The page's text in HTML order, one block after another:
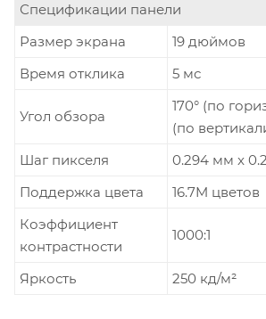
Спецификации панели
Размер экрана
19 дюймов
Время отклика
5 мс
Угол обзора
170° (по
(по
Шаг пикселя
0.294 мм x
Поддержка цвета
16.7M цветов
Коэффициент
контрастности
1000:1
Яркость 250 кд/м²